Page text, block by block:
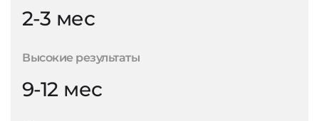
2-3 мес
Высокие результаты
9-12 мес